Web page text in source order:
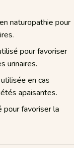
naturopathie pour
pour favoriser
urinaires.
en cas
apaisantes.
favoriser la